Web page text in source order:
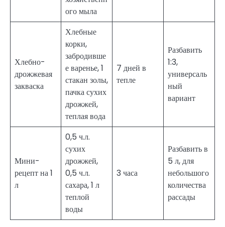
ого мыла
Хлебно-
дрожжевая
закваска
Хлебные
корки,
забродивше
е варенье, 1
стакан золы,
пачка сухих
дрожжей,
теплая вода
7 дней в
тепле
Разбавить
1:3,
универсаль
ный
вариант
Мини-
рецепт на 1
л
0,5 ч.л.
сухих
дрожжей,
0,5 ч.л.
сахара, 1 л
теплой
воды
3 часа
Разбавить в
5 л, для
небольшого
количества
рассады